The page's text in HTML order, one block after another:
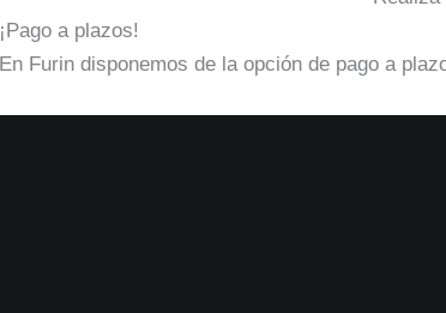
¡Pago a plazos!
En Furin disponemos de la opción de pago a